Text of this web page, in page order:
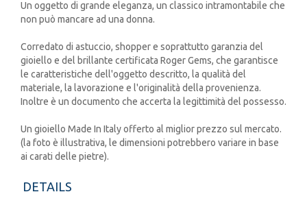
Un oggetto di grande eleganza, un classico intramontabile che
non può mancare ad una donna.
Corredato di astuccio, shopper e soprattutto garanzia del
gioiello e del brillante certificata Roger Gems, che garantisce
le caratteristiche dell'oggetto descritto, la qualità del
materiale, la lavorazione e l'originalità della provenienza.
Inoltre è un documento che accerta la legittimità del possesso.
Un gioiello Made In Italy offerto al miglior prezzo sul mercato.
(la foto è illustrativa, le dimensioni potrebbero variare in base
ai carati delle pietre).
DETAILS